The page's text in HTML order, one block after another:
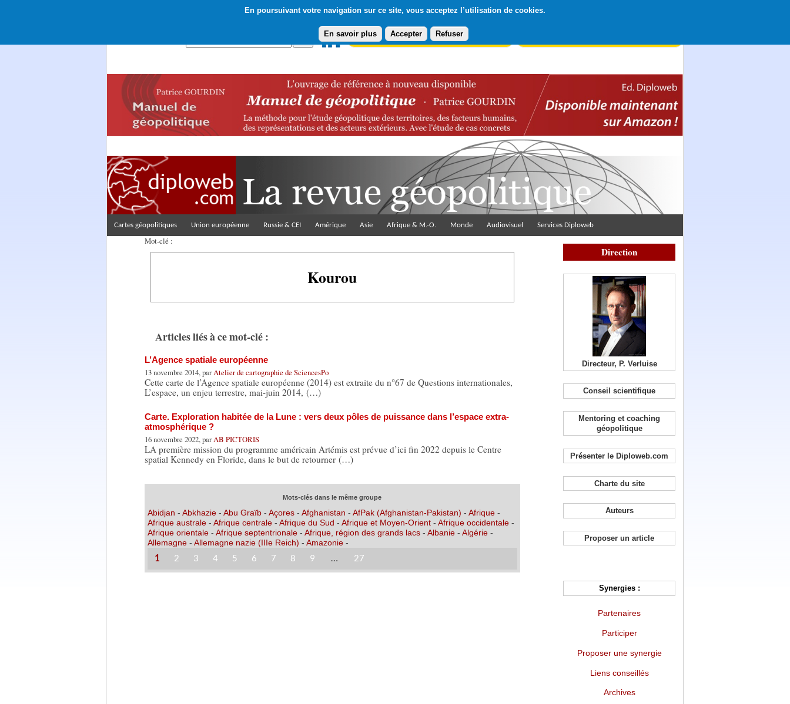
En poursuivant votre navigation sur ce site, vous acceptez l’utilisation de cookies.
En savoir plus Accepter Refuser
Abonnement gratuit à la Lettre du Diploweb
Cartes géopolitiques Union européenne Russie & CEI Amérique Asie Afrique & M.-O. Monde Audiovisuel Services Diploweb
Mot-clé :
Kourou
Articles liés à ce mot-clé :
L’Agence spatiale européenne
13 novembre 2014, parAtelier de cartographie de SciencesPo
Cette carte de l’Agence spatiale européenne (2014) est extraite du n°67 de Questions internationales,
L’espace, un enjeu terrestre, mai-juin 2014, (…)
Carte. Exploration habitée de la Lune : vers deux pôles de puissance dans l’espace extra-
atmosphérique ?
16 novembre 2022, parAB PICTORIS
LA première mission du programme américain Artémis est prévue d’ici fin 2022 depuis le Centre
spatial Kennedy en Floride, dans le but de retourner (…)
Mots-clés dans le même groupe
Abidjan - Abkhazie- Abu Graïb- Açores- Afghanistan - AfPak (Afghanistan-Pakistan) - Afrique-
Afrique australe- Afrique centrale - Afrique du Sud - Afrique et Moyen-Orient - Afrique occidentale -
Afrique orientale - Afrique septentrionale - Afrique, région des grands lacs- Albanie - Algérie -
Allemagne - Allemagne nazie (IIIe Reich) - Amazonie-
1 2 3 4 5 6 7 8 9 … 27
Direction
Directeur, P. Verluise
Conseil scientifique
Mentoring et coaching
géopolitique
Présenter le Diploweb.com
Charte du site
Auteurs
Proposer un article
Synergies :
Partenaires
Participer
Proposer une synergie
Liens conseillés
Archives